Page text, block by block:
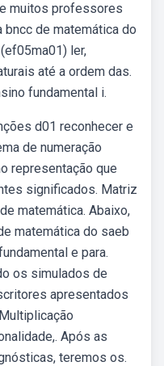
muitos professores
bncc de matemática do
ler,
até a ordem das.
fundamental i.
d01 reconhecer e
de numeração
representação que
significados. Matriz
matemática. Abaixo,
matemática do saeb
e para.
os simulados de
apresentados
Após as
teremos os.